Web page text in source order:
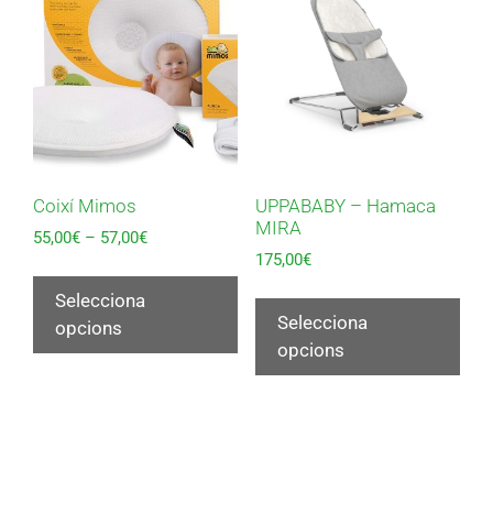
Coixí Mimos
55,00€ – 57,00€
Selecciona
opcions
UPPABABY – Hamaca
MIRA
175,00€
Selecciona
opcions